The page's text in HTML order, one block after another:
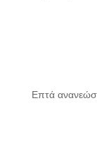
Επτά